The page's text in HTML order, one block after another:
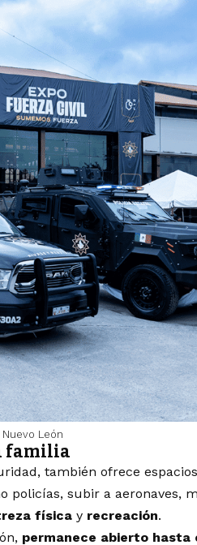
León
familia
también ofrece espacios
policías, subir a aeronaves,
física y recreación.
permanece abierto hasta